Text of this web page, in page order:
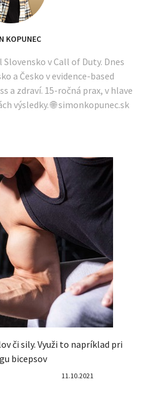
KOPUNEC
v Call of Duty. Dnes
a Česko v evidence-based
a zdraví. 15-ročná prax, v hlave
výsledky. 🌐 simonkopunec.sk
či sily. Využi to napríklad pri
bicepsov
11.10.2021